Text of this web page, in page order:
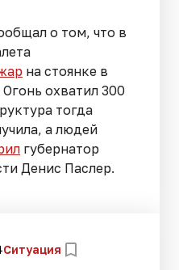
о том, что в
на стоянке в
охватил 300
тогда
а людей
губернатор
Денис Паслер.
Ситуация